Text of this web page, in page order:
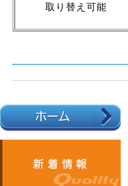
取り替え可能